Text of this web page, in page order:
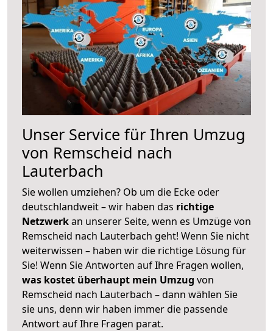
Unser Service für Ihren Umzug
von Remscheid nach
Lauterbach
Sie wollen umziehen? Ob um die Ecke oder
deutschlandweit – wir haben das richtige
Netzwerkan unserer Seite, wenn es Umzüge von
Remscheid nach Lauterbach geht! Wenn Sie nicht
weiterwissen – haben wir die richtige Lösung für
Sie! Wenn Sie Antworten auf Ihre Fragen wollen,
was kostet überhaupt mein Umzug von
Remscheid nach Lauterbach – dann wählen Sie
sie uns, denn wir haben immer die passende
Antwort auf Ihre Fragen parat.